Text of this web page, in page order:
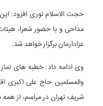
حجت الاسلام نوری افزود:
مداحی و با حضور شعرا،
عزادارمان برگزار خواهد شد.
وی ادامه داد: خطبه های
والمسلمین حاج علی اکبری
شریف تهران در مراسم، از